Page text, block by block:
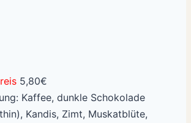
5,80€
Kaffee, dunkle Schokolade
Kandis, Zimt, Muskatblüte,